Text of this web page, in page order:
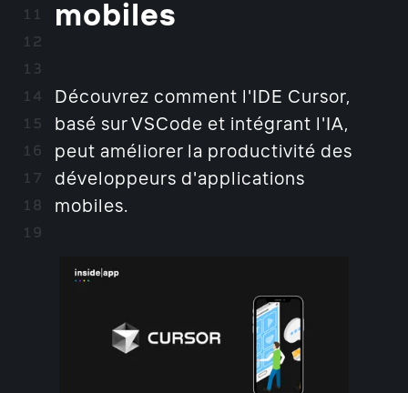
mobiles
Découvrez comment l'IDE Cursor,
basé sur VSCode et intégrant l'IA,
peut améliorer la productivité des
développeurs d'applications
mobiles.